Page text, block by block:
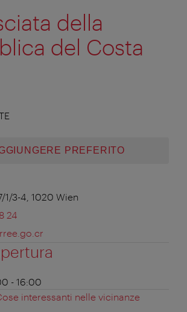
della
del Costa
PREFERITO
1/3-4, 1020 Wien
24
- 16:00
interessanti nelle vicinanze